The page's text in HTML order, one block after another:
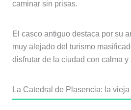
caminar sin prisas.
El casco antiguo destaca por su
muy alejado del turismo
disfrutar de la ciudad con calma y
La Catedral de Plasencia: la